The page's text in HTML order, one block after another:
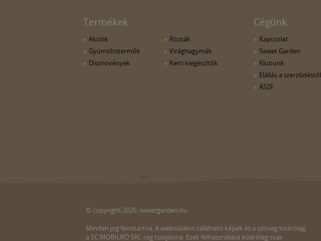
Termékek
Akciók
Gyümölcstermők
Dísznövények
Rózsák
Virághagymák
Kerti kiegészítők
Cégünk
Kapcsolat
Sweet Garden
Klubunk
Elállás a szerződéstől
ÁSZF
© copyright 2026. sweetgarden.hu
Minden jog fenntartva. A weboldalon található képek és a szöveg kizárólag
a SC MOBILRO SRL cég tulajdona. Ezek felhasználása kizárólag csak